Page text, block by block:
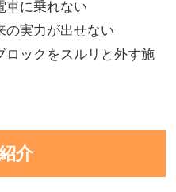
車に乗れない
の実力が出せない
ロックをスルリと外す施
介